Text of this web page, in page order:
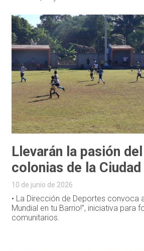
Llevarán la pasión
colonias de la
10 de junio de 2026
• La Dirección de Deportes convoca a
Mundial en tu Barrio!”, iniciativa para
comunitarios.